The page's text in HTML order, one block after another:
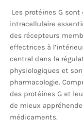
Les protéines G
intracellulaire
des récepteurs
effectrices à
central dans la
physiologiques et
pharmacologie.
des protéines G et
de mieux
médicaments.